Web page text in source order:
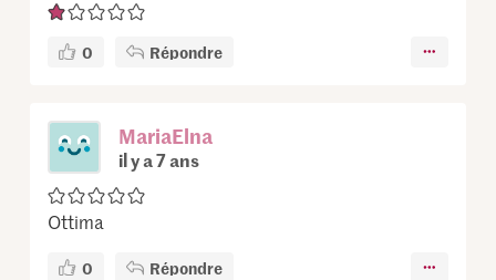
0 Répondre
MariaElna
il y a 7 ans
Ottima
0 Répondre